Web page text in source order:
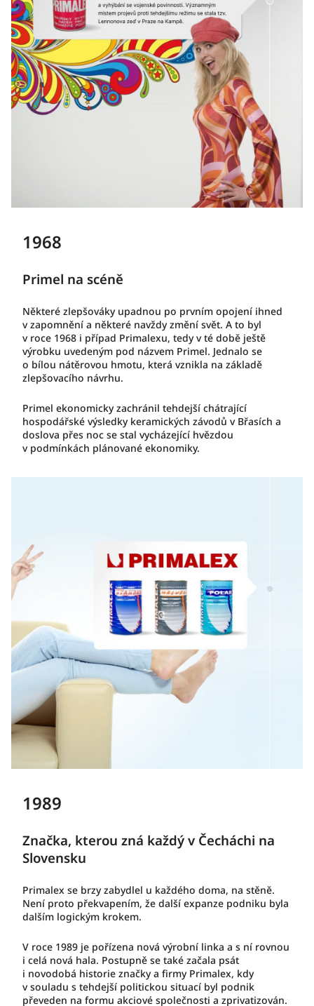
1968
Primel na scéně
Některé zlepšováky upadnou po prvním opojení ihned
v zapomnění a některé navždy změní svět. A to byl
v roce 1968 i případ Primalexu, tedy v té době ještě
výrobku uvedeným pod názvem Primel. Jednalo se
o bílou nátěrovou hmotu, která vznikla na základě
zlepšovacího návrhu.
Primel ekonomicky zachránil tehdejší chátrající
hospodářské výsledky keramických závodů v Břasích a
doslova přes noc se stal vycházející hvězdou
v podmínkách plánované ekonomiky.
1989
Značka, kterou zná každý v Čecháchi na
Slovensku
Primalex se brzy zabydlel u každého doma, na stěně.
Není proto překvapením, že další expanze podniku byla
dalším logickým krokem.
V roce 1989 je pořízena nová výrobní linka a s ní rovnou
i celá nová hala. Postupně se také začala psát
i novodobá historie značky a firmy Primalex, kdy
v souladu s tehdejší politickou situací byl podnik
převeden na formu akciové společnosti a zprivatizován.